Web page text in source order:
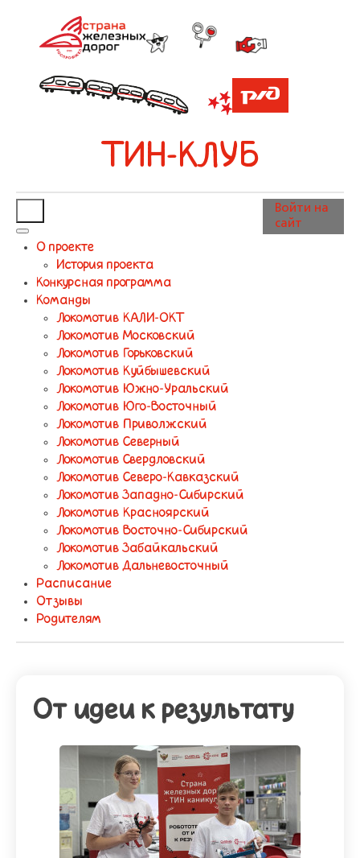
ТИН-КЛУБ
О проекте
История проекта
Конкурсная программа
Команды
Локомотив КАЛИ-ОКТ
Локомотив Московский
Локомотив Горьковский
Локомотив Куйбышевский
Локомотив Южно-Уральский
Локомотив Юго-Восточный
Локомотив Приволжский
Локомотив Северный
Локомотив Свердловский
Локомотив Северо-Кавказский
Локомотив Западно-Сибирский
Локомотив Красноярский
Локомотив Восточно-Сибирский
Локомотив Забайкальский
Локомотив Дальневосточный
Расписание
Отзывы
Родителям
Войти на
сайт
От идеи к результату